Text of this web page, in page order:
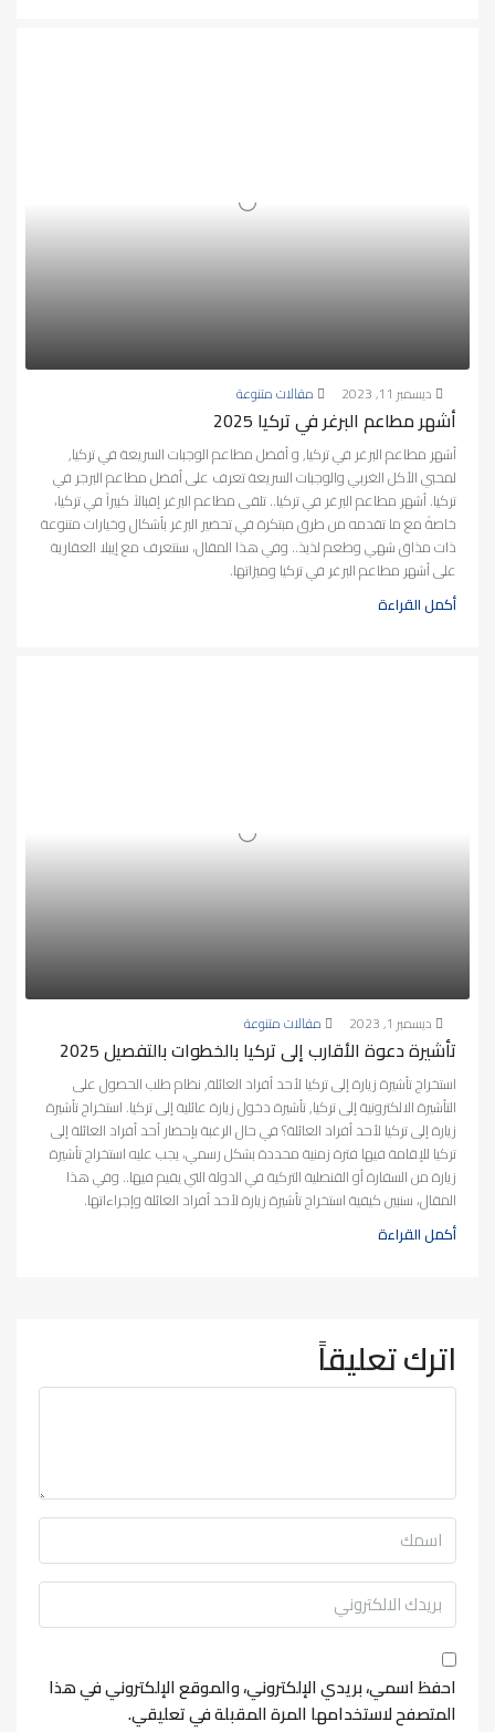
ديسمبر 11, 2023 مقالات متنوعة
أشهر مطاعم البرغر في تركيا 2025
أشهر مطاعم البرغر في تركيا, و أفضل مطاعم الوجبات السريعة في تركيا,
لمحبي الأكل الغربي والوجبات السريعة تعرف على أفضل مطاعم البرجر في
تركيا. أشهر مطاعم البرغر في تركيا.. تلقى مطاعم البرغر إقبالاً كبيراً في تركيا،
خاصةً مع ما تقدمه من طرق مبتكرة في تحضير البرغر بأشكال وخيارات متنوعة
ذات مذاق شهي وطعم لذيذ.. وفي هذا المقال، سنتعرف مع إيبلا العقارية
على أشهر مطاعم البرغر في تركيا وميزاتها.
أكمل القراءة
ديسمبر 1, 2023 مقالات متنوعة
تأشيرة دعوة الأقارب إلى تركيا بالخطوات بالتفصيل 2025
استخراج تأشيرة زيارة إلى تركيا لأحد أفراد العائلة, نظام طلب الحصول على
التأشيرة الالكترونية إلى تركيا, تأشيرة دخول زيارة عائلية إلى تركيا. استخراج تأشيرة
زيارة إلى تركيا لأحد أفراد العائلة؟ في حال الرغبة بإحضار أحد أفراد العائلة إلى
تركيا للإقامة فيها فترة زمنية محددة بشكل رسمي، يجب عليه استخراج تأشيرة
زيارة من السفارة أو القنصلية التركية في الدولة التي يقيم فيها.. وفي هذا
المقال، سنبين كيفية استخراج تأشيرة زيارة لأحد أفراد العائلة وإجراءاتها.
أكمل القراءة
اترك تعليقاً
احفظ اسمي، بريدي الإلكتروني، والموقع الإلكتروني في هذا
المتصفح لاستخدامها المرة المقبلة في تعليقي.